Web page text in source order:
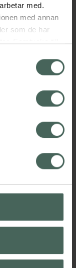
med.
med annan
som de har
Samtycke till
påverkar inte
återkallelsen.
och på
att prata